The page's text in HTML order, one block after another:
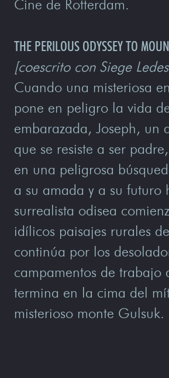
Cine de Rotterdam.
THE PERILOUS ODYSSEY TO
[coescrito con Siege
Cuando una misteriosa
pone en peligro la vida
embarazada, Joseph, un
que se resiste a ser
en una peligrosa
a su amada y a su futuro
surrealista odisea
idílicos paisajes rurales
continúa por los
campamentos de trabajo
termina en la cima del
misterioso monte Gulsuk.